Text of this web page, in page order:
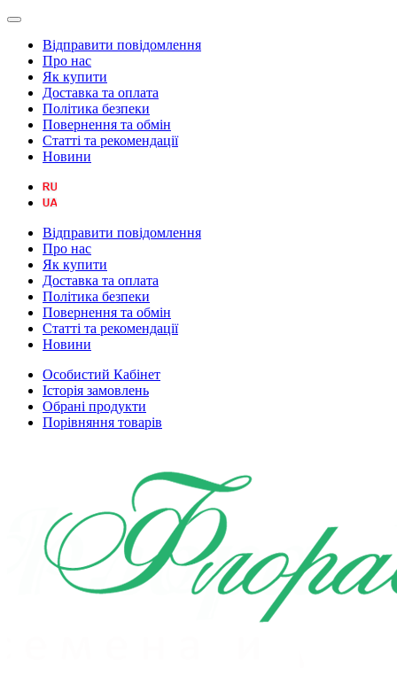
Відправити повідомлення
Про нас
Як купити
Доставка та оплата
Політика безпеки
Повернення та обмін
Статті та рекомендації
Новини
Відправити повідомлення
Про нас
Як купити
Доставка та оплата
Політика безпеки
Повернення та обмін
Статті та рекомендації
Новини
Особистий Кабінет
Історія замовлень
Обрані продукти
Порівняння товарів